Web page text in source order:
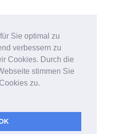
Sie optimal zu
verbessern zu
Cookies. Durch die
stimmen Sie
zu.